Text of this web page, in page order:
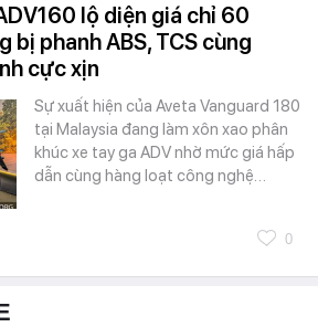
lộ diện giá chỉ 60
bị phanh ABS, TCS cùng
cực xịn
Sự xuất hiện của Aveta Vanguard 180
tại Malaysia đang làm xôn xao phân
khúc xe tay ga ADV nhờ mức giá hấp
dẫn cùng hàng loạt công nghệ…
0